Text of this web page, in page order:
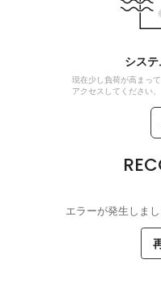
シス
現在少し負荷が高まっ
アクセスしてください
エラーが発生しま